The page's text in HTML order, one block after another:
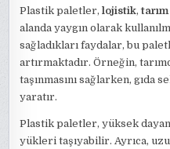
Plastik paletler,lojistik,tarım
alanda yaygın olarak
sağladıkları faydalar, bu
artırmaktadır. Örneğin,
taşınmasını sağlarken,
yaratır.
Plastik paletler, yüksek
yükleri taşıyabilir. Ayrıca,